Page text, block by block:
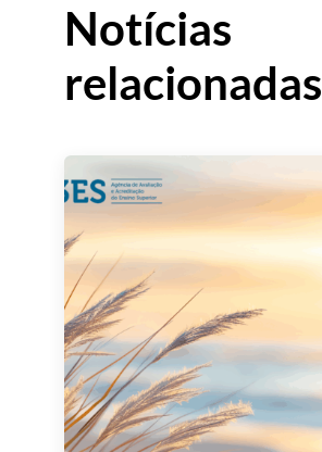
Notícias
relacionadas